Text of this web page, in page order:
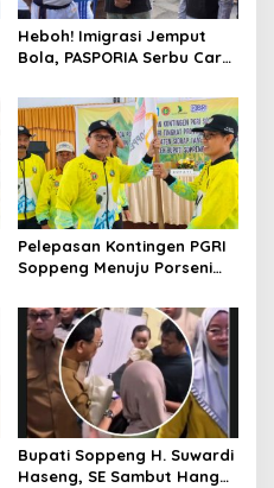
Heboh! Imigrasi Jemput
Bola, PASPORIA Serbu Car
Warga Antre Nikmati
Layanan Paspor Akhir
Pekan
Pelepasan Kontingen PGRI
Soppeng Menuju Porseni
Sportivitas dan Harumkan
Nama Bumi Latemmamala
Bupati Soppeng H. Suwardi
Haseng, SE Sambut Hangat